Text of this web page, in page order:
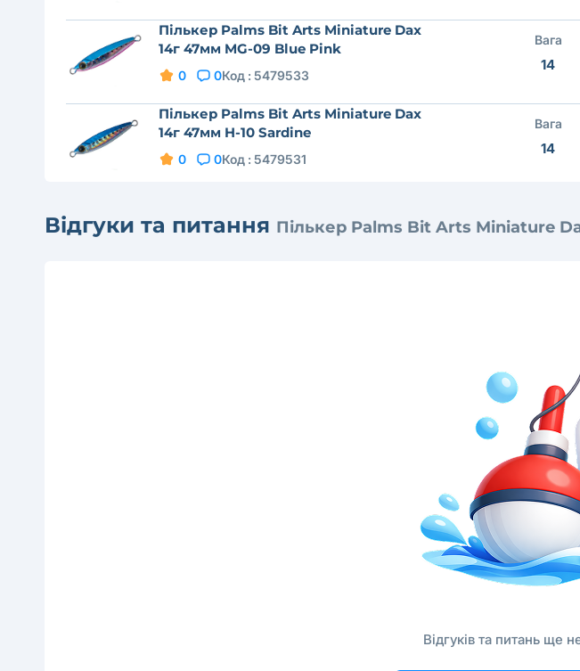
Пількер Palms Bit Arts Miniature Dax
14г 47мм MG-09 Blue Pink
0 0Код : 5479533
Вага
14
Пількер Palms Bit Arts Miniature Dax
14г 47мм H-10 Sardine
0 0Код : 5479531
Вага
14
Відгуки та питання Пількер Palms Bit Arts Miniature
Відгуків та питань ще